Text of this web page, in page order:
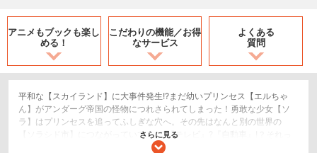
アニメもブックも楽し
める！
こだわりの機能／お得
なサービス
よくある
質問
平和な【スカイランド】に大事件発生!?まだ幼いプリンセス【エルちゃ
ん】がアンダーグ帝国の怪物につれさられてしまった！勇敢な少女【ソ
ラ】はプリンセスを追ってふしぎな穴へ。その先はなんと別の世界の
【ソラシド市】につながっていて……!?『テレビ』?『自動車』!？それっ
て魔法の道具ですかっ!?!?でも驚いているひまなんかない！早くプリンセ
さらに見る